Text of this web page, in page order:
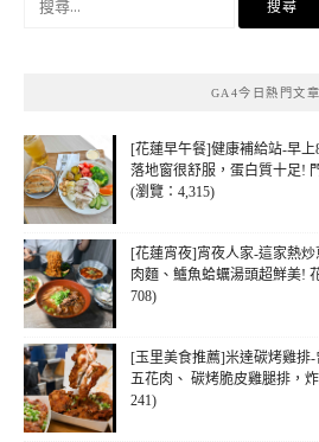
GA4今日熱門文章
[花蓮早午餐]健康補給站-早
落地窗很舒服，蛋白質十足!
(瀏覽：4,315)
[花蓮宵夜]宵夜人家-這家熱
肉麵、鱸魚蛤蠣湯頭超鮮美!
708)
[玉里美食推薦]米達碳烤雞排
五花肉、 碳烤脆皮雞腿排，
241)